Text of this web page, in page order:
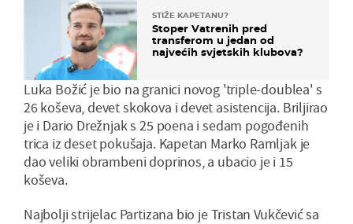
STIŽE KAPETANU?
Stoper Vatrenih pred
transferom u jedan od
najvećih svjetskih klubova?
Luka Božić je bio na granici novog 'triple-doublea' s
26 koševa, devet skokova i devet asistencija. Briljirao
je i Dario Drežnjak s 25 poena i sedam pogođenih
trica iz deset pokušaja. Kapetan Marko Ramljak je
dao veliki obrambeni doprinos, a ubacio je i 15
koševa.
Najbolji strijelac Partizana bio je Tristan Vukčević sa